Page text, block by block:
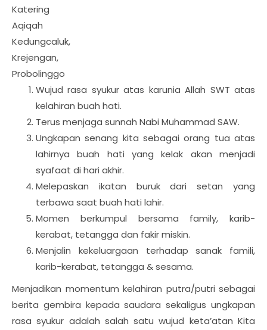
Katering
Aqiqah
Kedungcaluk,
Krejengan,
Probolinggo
Wujud rasa syukur atas karunia Allah SWT atas
kelahiran buah hati.
Terus menjaga sunnah Nabi Muhammad SAW.
Ungkapan senang kita sebagai orang tua atas
lahirnya buah hati yang kelak akan menjadi
syafaat di hari akhir.
Melepaskan ikatan buruk dari setan yang
terbawa saat buah hati lahir.
Momen berkumpul bersama family, karib-
kerabat, tetangga dan fakir miskin.
Menjalin kekeluargaan terhadap sanak famili,
karib-kerabat, tetangga & sesama.
Menjadikan momentum kelahiran putra/putri sebagai
berita gembira kepada saudara sekaligus ungkapan
rasa syukur adalah salah satu wujud keta’atan Kita